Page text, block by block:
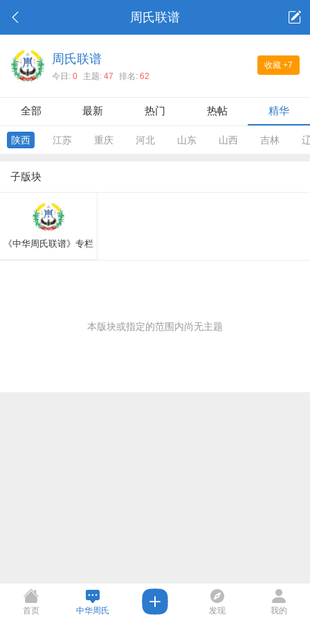
周氏联谱
收藏 +7
周氏联谱
今日: 0 主题: 47 排名: 62
全部 最新 热门 热帖 精华
陕西 江苏 重庆 河北 山东 山西 吉林
子版块
《中华周氏联谱》专栏
本版块或指定的范围内尚无主题
首页 中华周氏 发现 我的